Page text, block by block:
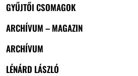
GYŰJTŐI CSOMAGOK
ARCHÍVUM – MAGAZIN
ARCHÍVUM
LÉNÁRD LÁSZLÓ